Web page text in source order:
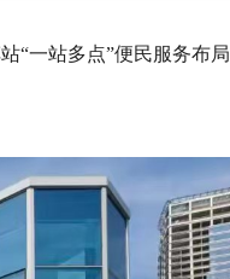
“一站多点”便民服务布局